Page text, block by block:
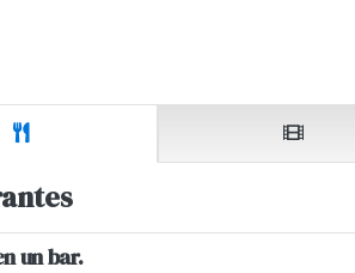
un bar.